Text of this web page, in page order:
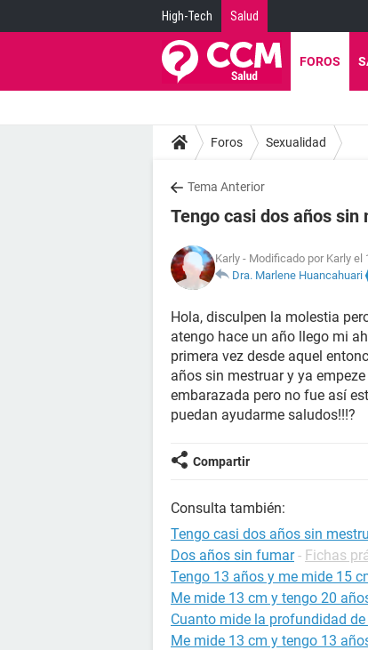
High-Tech Salud
FOROS
Foros Sexualidad
Tema Anterior
Tengo casi dos años sin
Karly - Modificado por Karly el
Dra. Marlene Huancahuari
Hola, disculpen la molestia
atengo hace un año llego mi
primera vez desde aquel
años sin mestruar y ya
embarazada pero no fue así
puedan ayudarme saludos!!!?
Compartir
Consulta también:
Tengo casi dos años sin
Dos años sin fumar - Fichas
Tengo 13 años y me mide 15
Me mide 13 cm y tengo 20
Cuanto mide la profundidad
Me mide 13 cm y tengo 13